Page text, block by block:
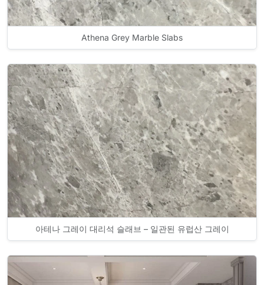
Athena Grey Marble Slabs
아테나 그레이 대리석 슬래브 – 일관된 유럽산 그레이